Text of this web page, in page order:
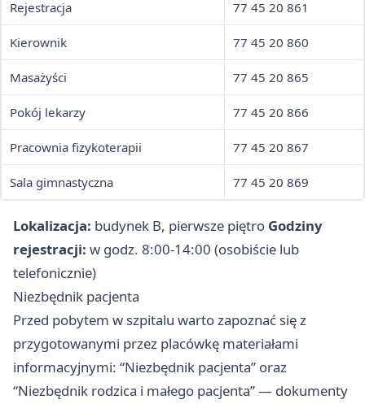
Rejestracja 77 45 20 861
Kierownik 77 45 20 860
Masażyści 77 45 20 865
Pokój lekarzy 77 45 20 866
Pracownia fizykoterapii 77 45 20 867
Sala gimnastyczna 77 45 20 869
Lokalizacja: budynek B, pierwsze piętro Godziny
rejestracji: w godz. 8:00-14:00 (osobiście lub
telefonicznie)
Niezbędnik pacjenta
Przed pobytem w szpitalu warto zapoznać się z
przygotowanymi przez placówkę materiałami
informacyjnymi: “Niezbędnik pacjenta” oraz
“Niezbędnik rodzica i małego pacjenta” — dokumenty